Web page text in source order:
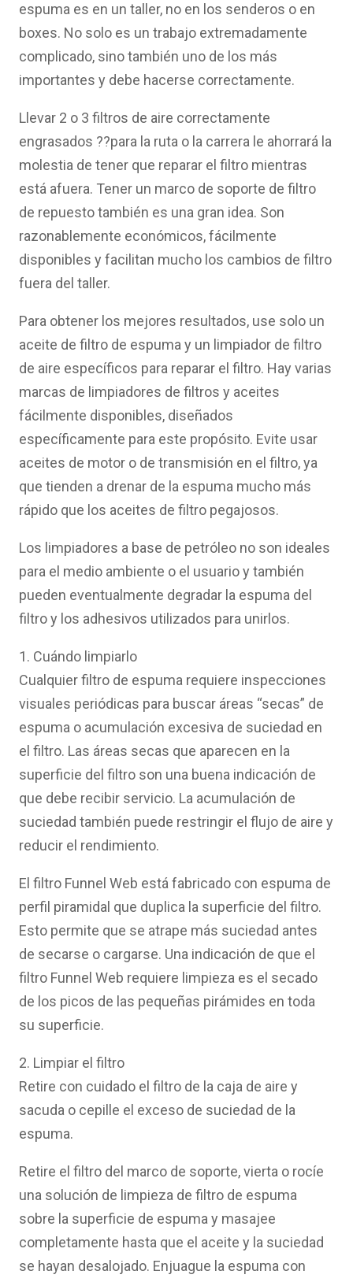
espuma es en un taller, no en los senderos o en
boxes. No solo es un trabajo extremadamente
complicado, sino también uno de los más
importantes y debe hacerse correctamente.
Llevar 2 o 3 filtros de aire correctamente
engrasados ??para la ruta o la carrera le ahorrará la
molestia de tener que reparar el filtro mientras
está afuera. Tener un marco de soporte de filtro
de repuesto también es una gran idea. Son
razonablemente económicos, fácilmente
disponibles y facilitan mucho los cambios de filtro
fuera del taller.
Para obtener los mejores resultados, use solo un
aceite de filtro de espuma y un limpiador de filtro
de aire específicos para reparar el filtro. Hay varias
marcas de limpiadores de filtros y aceites
fácilmente disponibles, diseñados
específicamente para este propósito. Evite usar
aceites de motor o de transmisión en el filtro, ya
que tienden a drenar de la espuma mucho más
rápido que los aceites de filtro pegajosos.
Los limpiadores a base de petróleo no son ideales
para el medio ambiente o el usuario y también
pueden eventualmente degradar la espuma del
filtro y los adhesivos utilizados para unirlos.
1. Cuándo limpiarlo
Cualquier filtro de espuma requiere inspecciones
visuales periódicas para buscar áreas “secas” de
espuma o acumulación excesiva de suciedad en
el filtro. Las áreas secas que aparecen en la
superficie del filtro son una buena indicación de
que debe recibir servicio. La acumulación de
suciedad también puede restringir el flujo de aire y
reducir el rendimiento.
El filtro Funnel Web está fabricado con espuma de
perfil piramidal que duplica la superficie del filtro.
Esto permite que se atrape más suciedad antes
de secarse o cargarse. Una indicación de que el
filtro Funnel Web requiere limpieza es el secado
de los picos de las pequeñas pirámides en toda
su superficie.
2. Limpiar el filtro
Retire con cuidado el filtro de la caja de aire y
sacuda o cepille el exceso de suciedad de la
espuma.
Retire el filtro del marco de soporte, vierta o rocíe
una solución de limpieza de filtro de espuma
sobre la superficie de espuma y masajee
completamente hasta que el aceite y la suciedad
se hayan desalojado. Enjuague la espuma con